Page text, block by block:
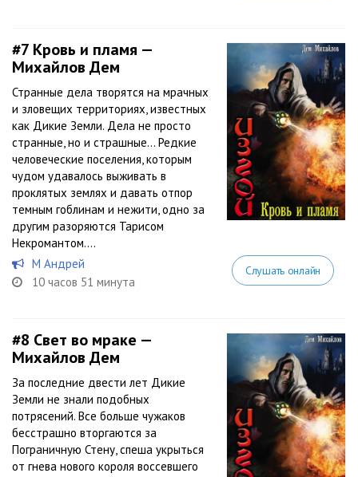
#7 Кровь и пламя —
Михайлов Дем
Странные дела творятся на мрачных
и зловещих территориях, известных
как Дикие Земли. Дела не просто
странные, но и страшные… Редкие
человеческие поселения, которым
чудом удавалось выживать в
проклятых землях и давать отпор
темным гоблинам и нежити, одно за
другим разоряются Тарисом
Некромантом....
М Андрей
10 часов 51 минута
Слушать онлайн
#8 Свет во мраке —
Михайлов Дем
За последние двести лет Дикие
Земли не знали подобных
потрясений. Все больше чужаков
бесстрашно вторгаются за
Пограничную Стену, спеша укрыться
от гнева нового короля воссевшего